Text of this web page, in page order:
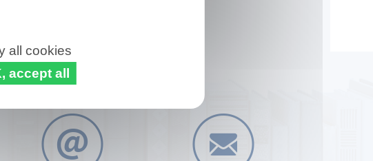
all cookies
accept all